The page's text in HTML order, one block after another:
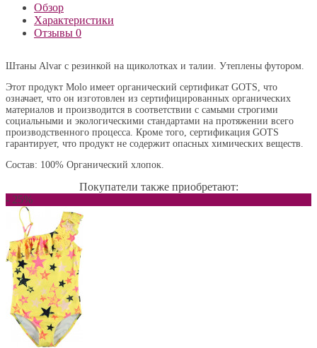
Обзор
Характеристики
Отзывы 0
Штаны Alvar с резинкой на щиколотках и талии. Утеплены футором.
Этот продукт Molo имеет органический сертификат GOTS, что
означает, что он изготовлен из сертифицированных органических
материалов и производится в соответствии с самыми строгими
социальными и экологическими стандартами на протяжении всего
производственного процесса. Кроме того, сертификация GOTS
гарантирует, что продукт не содержит опасных химических веществ.
Состав: 100% Органический хлопок.
Покупатели также приобретают:
- 25%